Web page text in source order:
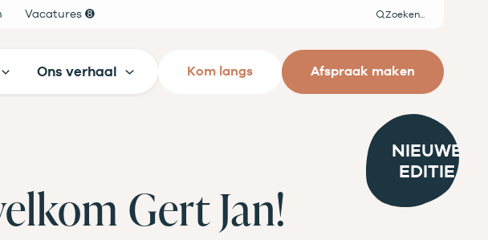
Vacatures ➑ Zoeken
Ons verhaal Kom langs Afspraak maken
Gert Jan!
NIEUWE
EDITIE